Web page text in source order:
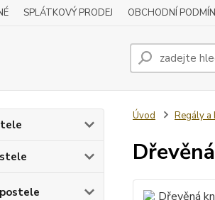
SPLÁTKOVÝ PRODEJ OBCHODNÍ
Úvod Regály a